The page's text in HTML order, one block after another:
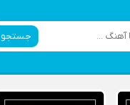
جستجو